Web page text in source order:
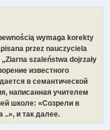
wymaga korekty
przez nauczyciela
szaleństwa dojrzały
известного
в семантической
написанная учителем
школе: «Созрели в
и так далее.